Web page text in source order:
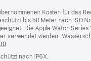
Kosten für das
bis 50 Meter nach ISO
Die Apple Watch
verwendet werden.
nach IP6X.